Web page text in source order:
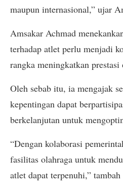
maupun internasional,” ujar
Amsakar Achmad
terhadap atlet perlu menjadi
rangka meningkatkan prestasi
Oleh sebab itu, ia mengajak
kepentingan dapat
berkelanjutan untuk
“Dengan kolaborasi
fasilitas olahraga untuk
atlet dapat terpenuhi,”